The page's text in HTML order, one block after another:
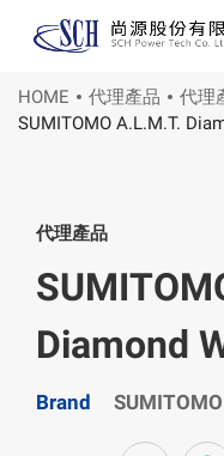
HOME 代理產品
代理
SUMITOMO A.L.M.T.
代理產品
Diamond
Brand